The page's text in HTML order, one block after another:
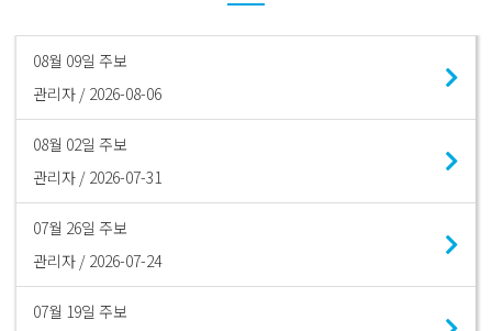
08월 09일 주보
관리자 / 2026-08-06
08월 02일 주보
관리자 / 2026-07-31
07월 26일 주보
관리자 / 2026-07-24
07월 19일 주보